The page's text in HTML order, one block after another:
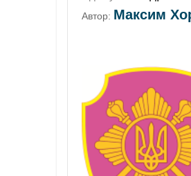
Автор: Максим